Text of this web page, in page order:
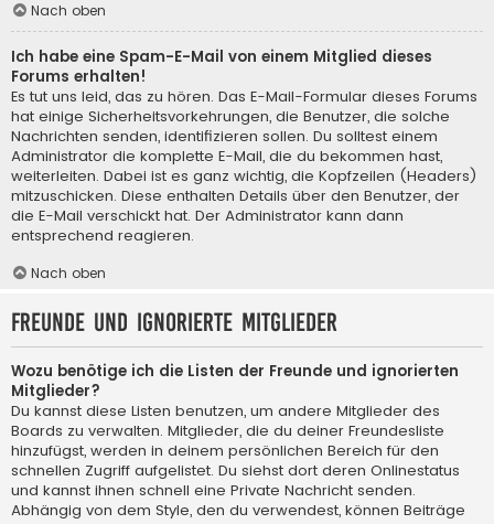
Nach oben
Ich habe eine Spam-E-Mail von einem Mitglied dieses
Forums erhalten!
Es tut uns leid, das zu hören. Das E-Mail-Formular dieses Forums
hat einige Sicherheitsvorkehrungen, die Benutzer, die solche
Nachrichten senden, identifizieren sollen. Du solltest einem
Administrator die komplette E-Mail, die du bekommen hast,
weiterleiten. Dabei ist es ganz wichtig, die Kopfzeilen (Headers)
mitzuschicken. Diese enthalten Details über den Benutzer, der
die E-Mail verschickt hat. Der Administrator kann dann
entsprechend reagieren.
Nach oben
Freunde und ignorierte Mitglieder
Wozu benötige ich die Listen der Freunde und ignorierten
Mitglieder?
Du kannst diese Listen benutzen, um andere Mitglieder des
Boards zu verwalten. Mitglieder, die du deiner Freundesliste
hinzufügst, werden in deinem persönlichen Bereich für den
schnellen Zugriff aufgelistet. Du siehst dort deren Onlinestatus
und kannst ihnen schnell eine Private Nachricht senden.
Abhängig von dem Style, den du verwendest, können Beiträge